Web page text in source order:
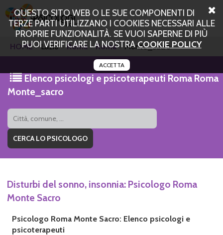
QUESTO SITO WEB O LE SUE COMPONENTI DI
TERZE PARTI UTILIZZANO I COOKIES NECESSARI ALLE
PROPRIE FUNZIONALITÀ. SE VUOI SAPERNE DI PIÙ
PUOI VERIFICARE LA NOSTRACOOKIE POLICY
ACCETTA
HOME Lazio Roma Roma Monte_sacro
Elenco psicologi e psicoterapeuti Roma Roma
Monte_sacro
Disturbi del sonno, insonnia: Psicologo Roma
Monte Sacro
Psicologo Roma Monte Sacro: Elenco psicologi e
psicoterapeuti